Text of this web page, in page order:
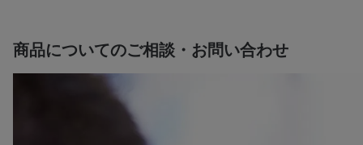
商品についてのご相談・お問い合わせ